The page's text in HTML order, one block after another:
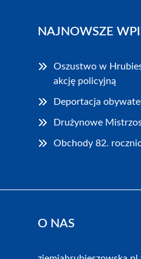
NAJNOWSZE
Oszustwo w
akcję policyjną
Deportacja
Drużynowe
Obchody 82.
O NAS